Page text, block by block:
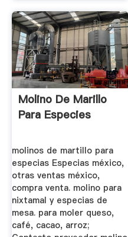
Molino De Marillo
Para Especies
molinos de martillo para
especias Especias méxico,
otras ventas méxico,
compra venta. molino para
nixtamal y especias de
mesa. para moler queso,
café, cacao, arroz;